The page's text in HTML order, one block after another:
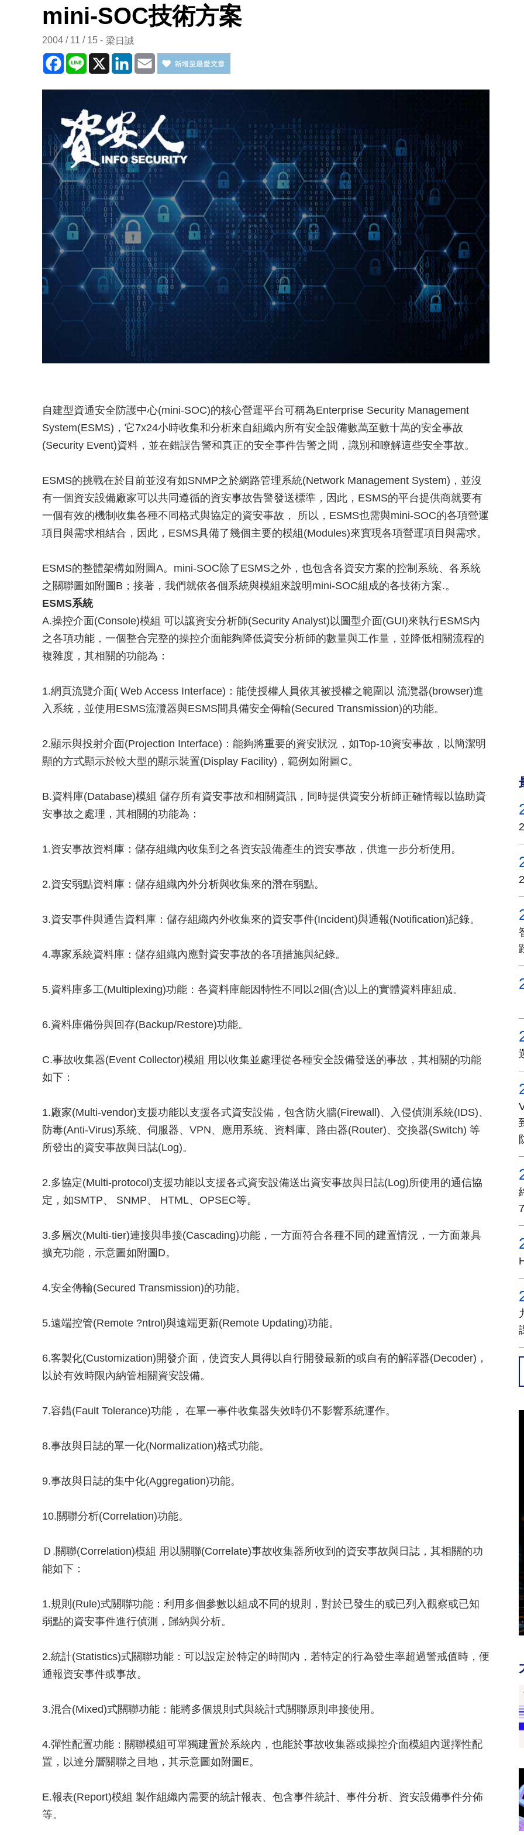
mini-SOC技術方案
2004 / 11 / 15 梁日誠
Facebook
Line X LinkedInEmail
自建型資通安全防護中心(mini-SOC)的核心營運平台可稱為Enterprise Security Management
System(ESMS)，它7x24小時收集和分析來自組織內所有安全設備數萬至數十萬的安全事故
(Security Event)資料，並在錯誤告警和真正的安全事件告警之間，識別和瞭解這些安全事故。
ESMS的挑戰在於目前並沒有如SNMP之於網路管理系統(Network Management System)，並沒
有一個資安設備廠家可以共同遵循的資安事故告警發送標準，因此，ESMS的平台提供商就要有
一個有效的機制收集各種不同格式與協定的資安事故， 所以，ESMS也需與mini-SOC的各項營運
項目與需求相結合，因此，ESMS具備了幾個主要的模組(Modules)來實現各項營運項目與需求。
ESMS的整體架構如附圖A。mini-SOC除了ESMS之外，也包含各資安方案的控制系統、各系統
之關聯圖如附圖B；接著，我們就依各個系統與模組來說明mini-SOC組成的各技術方案.。
ESMS系統
A.操控介面(Console)模組 可以讓資安分析師(Security Analyst)以圖型介面(GUI)來執行ESMS內
之各項功能，一個整合完整的操控介面能夠降低資安分析師的數量與工作量，並降低相關流程的
複雜度，其相關的功能為：
1.網頁流覽介面( Web Access Interface)：能使授權人員依其被授權之範圍以 流灠器(browser)進
入系統，並使用ESMS流灠器與ESMS間具備安全傳輸(Secured Transmission)的功能。
2.顯示與投射介面(Projection Interface)：能夠將重要的資安狀況，如Top-10資安事故，以簡潔明
顯的方式顯示於較大型的顯示裝置(Display Facility)，範例如附圖C。
B.資料庫(Database)模組 儲存所有資安事故和相關資訊，同時提供資安分析師正確情報以協助資
安事故之處理，其相關的功能為：
1.資安事故資料庫：儲存組織內收集到之各資安設備產生的資安事故，供進一步分析使用。
2.資安弱點資料庫：儲存組織內外分析與收集來的潛在弱點。
3.資安事件與通告資料庫：儲存組織內外收集來的資安事件(Incident)與通報(Notification)紀錄。
4.專家系統資料庫：儲存組織內應對資安事故的各項措施與紀錄。
5.資料庫多工(Multiplexing)功能：各資料庫能因特性不同以2個(含)以上的實體資料庫組成。
6.資料庫備份與回存(Backup/Restore)功能。
C.事故收集器(Event Collector)模組 用以收集並處理從各種安全設備發送的事故，其相關的功能
如下：
1.廠家(Multi-vendor)支援功能以支援各式資安設備，包含防火牆(Firewall)、入侵偵測系統(IDS)、
防毒(Anti-Virus)系統、伺服器、VPN、應用系統、資料庫、路由器(Router)、交換器(Switch) 等
所發出的資安事故與日誌(Log)。
2.多協定(Multi-protocol)支援功能以支援各式資安設備送出資安事故與日誌(Log)所使用的通信協
定，如SMTP、 SNMP、 HTML、OPSEC等。
3.多層次(Multi-tier)連接與串接(Cascading)功能，一方面符合各種不同的建置情況，一方面兼具
擴充功能，示意圖如附圖D。
4.安全傳輸(Secured Transmission)的功能。
5.遠端控管(Remote ?ntrol)與遠端更新(Remote Updating)功能。
6.客製化(Customization)開發介面，使資安人員得以自行開發最新的或自有的解譯器(Decoder)，
以於有效時限內納管相關資安設備。
7.容錯(Fault Tolerance)功能， 在單一事件收集器失效時仍不影響系統運作。
8.事故與日誌的單一化(Normalization)格式功能。
9.事故與日誌的集中化(Aggregation)功能。
10.關聯分析(Correlation)功能。
Ｄ.關聯(Correlation)模組 用以關聯(Correlate)事故收集器所收到的資安事故與日誌，其相關的功
能如下：
1.規則(Rule)式關聯功能：利用多個參數以組成不同的規則，對於已發生的或已列入觀察或已知
弱點的資安事件進行偵測，歸納與分析。
2.統計(Statistics)式關聯功能：可以設定於特定的時間內，若特定的行為發生率超過警戒值時，便
通報資安事件或事故。
3.混合(Mixed)式關聯功能：能將多個規則式與統計式關聯原則串接使用。
4.彈性配置功能：關聯模組可單獨建置於系統內，也能於事故收集器或操控介面模組內選擇性配
置，以達分層關聯之目地，其示意圖如附圖E。
E.報表(Report)模組 製作組織內需要的統計報表、包含事件統計、事件分析、資安設備事件分佈
等。